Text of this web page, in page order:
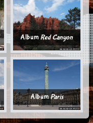
Album Red Canyon
AlbumParis